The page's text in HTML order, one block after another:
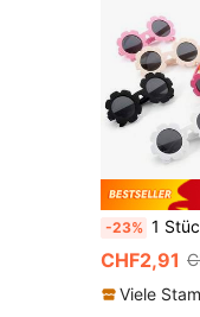
-23% 1 Stück Baby Modebrillen elegant florales
CHF2,91
Viele